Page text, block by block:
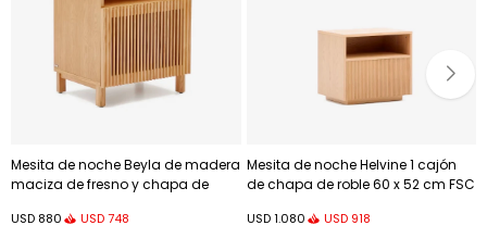
Mesita de noche Beyla de madera
maciza de fresno y chapa de
USD 880 USD748
Mesita de noche Helvine 1 cajón
de chapa de roble 60 x 52 cm FSC
USD 1.080 USD 918